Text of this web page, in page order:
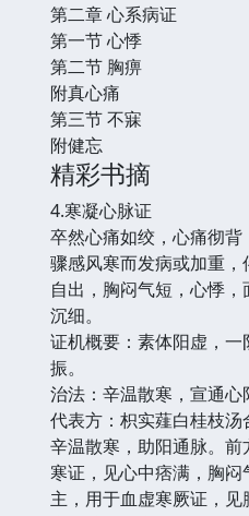
第二章 心系病证
第一节 心悸
第二节 胸痹
附真心痛
第三节 不寐
附健忘
精彩书摘
4.寒凝心脉证
卒然心痛如绞，心痛彻
骤感风寒而发病或加重
自出，胸闷气短，心悸
沉细。
证机概要：素体阳虚，
振。
治法：辛温散寒，宣通心
代表方：枳实薤白桂枝
辛温散寒，助阳通脉。
寒证，见心中痞满，胸
主，用于血虚寒厥证，